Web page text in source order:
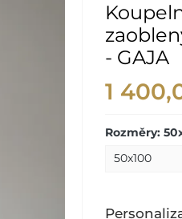
- GAJA
1
Rozměry: